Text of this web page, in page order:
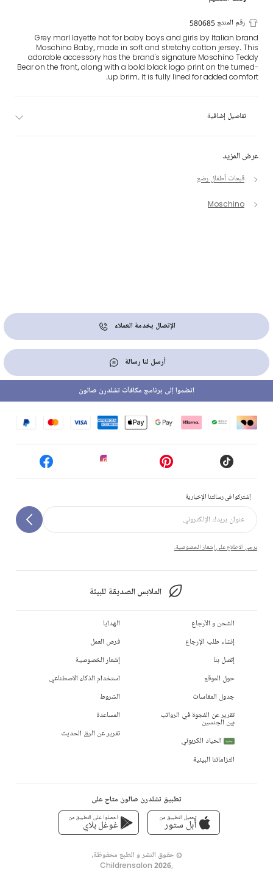
عرض المزيد
قبعات أطفال رضع
Moschino
رقم المنتج 580685
Grey marl layette hat for baby boys and girls by Italian brand
Moschino Baby, made in soft and stretchy cotton jersey. This
adorable accessory has the brand's signature Moschino Teddy
Bear on the front, along with a bold black logo print on the turned-
up brim. It is fully lined for added comfort.
تفاصيل إضافية
الإتصال بخدمة العملاء
أرسل لنا رسالة
إشتركوا في رسالتنا الإخبارية
يرجى الاطلاع على إشعار الخصوصية.
الملابس الصديقة للبيئة
انضموا إلى برنامج مكافآت تشلدرن صالون
الشحن و الأرجاع
إنشاء طلب الإرجاع
إتصل بنا
حول الموقع
جدول المقاسات
تقرير عن الفجوة في الرواتب
بين الجنسين
جديد
الحياد الكربوني
التزاماتنا البيئية
الهدايا
فرص العمل
إشعار الخصوصية
استخدام الذكاء الاصطناعي
الشروط
المساعدة
تقرير عن الرق الحديث
تطبيق تشلدرن صالون متاح على
تحميل التطبيق من
أبل ستور
احصلوا على التطبيق من
غوغل بلاي
© حقوق النشر و الطبع محفوظة،
,
Childrensalon 2026